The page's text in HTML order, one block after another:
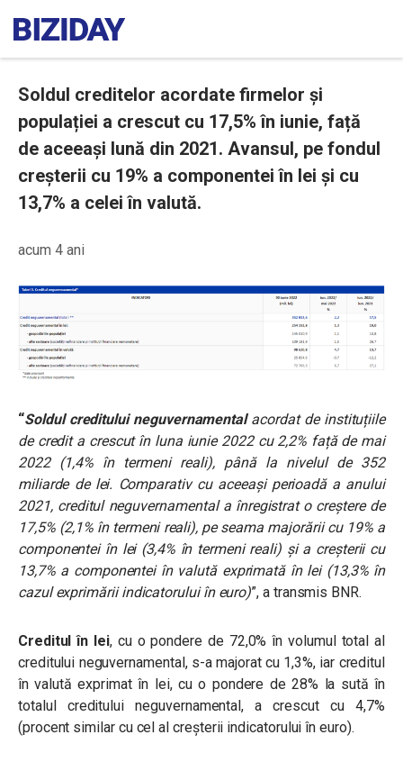
Soldul creditelor acordate firmelor și
populației a crescut cu 17,5% în iunie, față
de aceeași lună din 2021. Avansul, pe fondul
creşterii cu 19% a componentei în lei şi cu
13,7% a celei în valută.
acum 4 ani
“Soldul creditului neguvernamentalacordat de instituțiile
de credit a crescut în luna iunie 2022 cu 2,2% față de mai
2022 (1,4% în termeni reali), până la nivelul de 352
miliarde de lei. Comparativ cu aceeași perioadă a anului
2021, creditul neguvernamental a înregistrat o creștere de
17,5% (2,1% în termeni reali), pe seama majorării cu 19% a
componentei în lei (3,4% în termeni reali) și a creșterii cu
13,7% a componentei în valută exprimată în lei (13,3% în
cazul exprimării indicatorului în euro)”, a transmis BNR.
Creditul în lei, cu o pondere de 72,0% în volumul total al
creditului neguvernamental, s-a majorat cu 1,3%, iar creditul
în valută exprimat în lei, cu o pondere de 28% la sută în
totalul creditului neguvernamental, a crescut cu 4,7%
(procent similar cu cel al creșterii indicatorului în euro).